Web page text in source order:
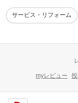
サービス・リフォーム
myレビュー